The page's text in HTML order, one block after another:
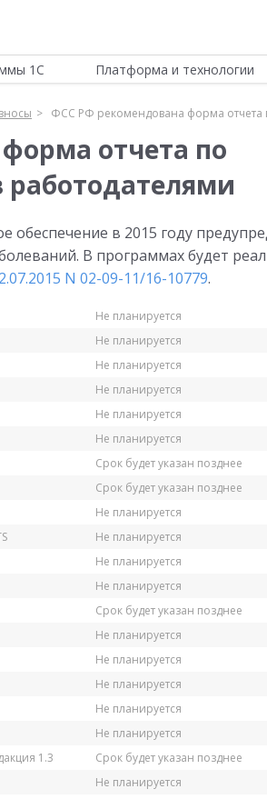
1С Платформа и технологии
ФСС РФ рекомендована форма отчета
отчета по
работодателями
в 2015 году
В программах будет
N 02-09-11/16-10779.
Не планируется
Не планируется
Не планируется
Не планируется
Не планируется
Не планируется
Срок будет указан позднее
Срок будет указан позднее
Не планируется
Не планируется
Не планируется
Не планируется
Срок будет указан позднее
Не планируется
Не планируется
Не планируется
Не планируется
Не планируется
1.3
Срок будет указан позднее
Не планируется